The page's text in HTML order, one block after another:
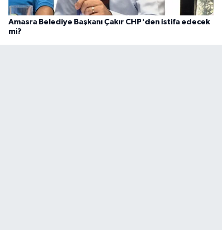
Amasra Belediye Başkanı Çakır CHP'den istifa edecek
mi?